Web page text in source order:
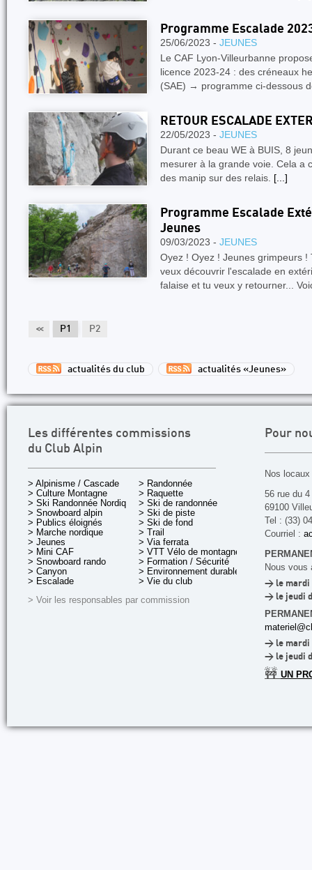
Programme Escalade
25/06/2023 - JEUNES
Le CAF Lyon-Villeurbanne
licence 2023-24 : des créneaux
(SAE) → programme ci-dessous
RETOUR ESCALADE
22/05/2023 - JEUNES
Durant ce beau WE à BUIS, 8
mesurer à la grande voie. Cela a
des manip sur des relais. [...]
Programme Escalade
Jeunes
09/03/2023 - JEUNES
Oyez ! Oyez ! Jeunes grimpeurs
veux découvrir l'escalade en
falaise et tu veux y retourner...
<< P1 P2
actualités du club actualités «Jeunes»
Les différentes commissions
du Club Alpin
> Alpinisme / Cascade
> Culture Montagne
> Ski Randonnée Nordique
> Snowboard alpin
> Publics éloignés
> Marche nordique
> Jeunes
> Mini CAF
> Snowboard rando
> Canyon
> Escalade
> Randonnée
> Raquette
> Ski de randonnée
> Ski de piste
> Ski de fond
> Trail
> Via ferrata
> VTT Vélo de montagne
> Formation / Sécurité
> Environnement durable
> Vie du club
> Voir les responsables par commission
Pour
Nos
56 rue du
69100
Tel : (33)
Courriel :
Nous vous
> le mardi
> le jeudi
> le mardi
> le jeudi
🚧 UN